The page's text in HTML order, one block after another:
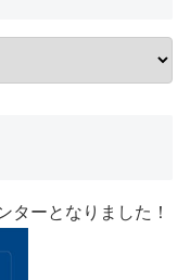
ターとなりました！